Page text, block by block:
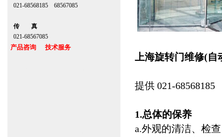
021-68568185 68567085
传 真
021-68567085
产品咨询 技术服务
上海旋转门维修(自
提供 021-68568185
1.总体的保养
a.外观的清洁、检